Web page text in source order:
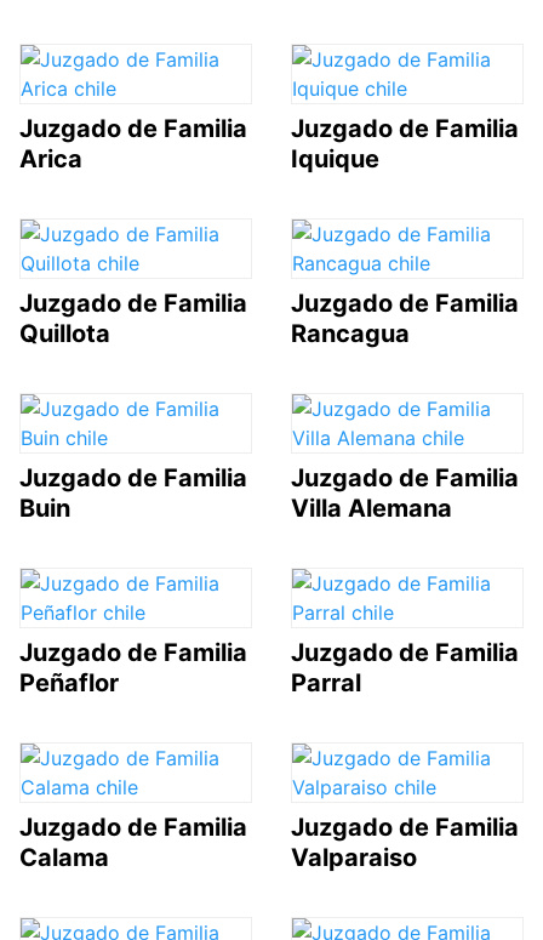
Juzgado de Familia
Arica
Juzgado de Familia
Iquique
Juzgado de Familia
Quillota
Juzgado de Familia
Rancagua
Juzgado de Familia
Buin
Juzgado de Familia
Villa Alemana
Juzgado de Familia
Peñaflor
Juzgado de Familia
Parral
Juzgado de Familia
Calama
Juzgado de Familia
Valparaiso